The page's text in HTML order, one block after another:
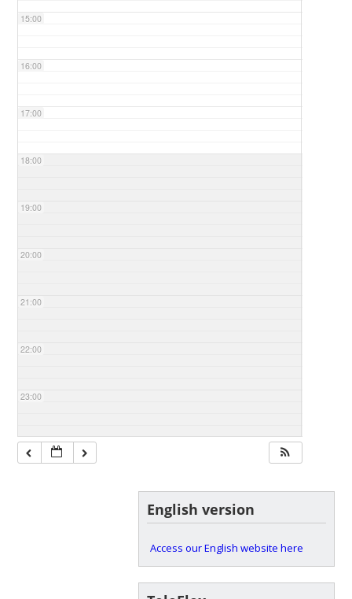
15:00
16:00
17:00
18:00
19:00
20:00
21:00
22:00
23:00
English version
Access our English website here